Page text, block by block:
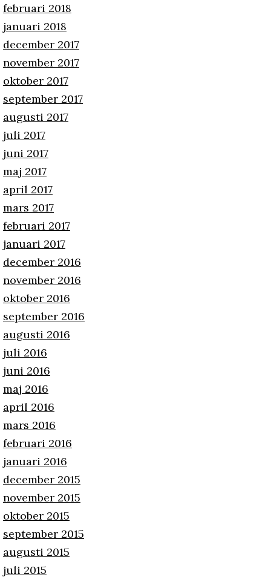
februari 2018
januari 2018
december 2017
november 2017
oktober 2017
september 2017
augusti 2017
juli 2017
juni 2017
maj 2017
april 2017
mars 2017
februari 2017
januari 2017
december 2016
november 2016
oktober 2016
september 2016
augusti 2016
juli 2016
juni 2016
maj 2016
april 2016
mars 2016
februari 2016
januari 2016
december 2015
november 2015
oktober 2015
september 2015
augusti 2015
juli 2015